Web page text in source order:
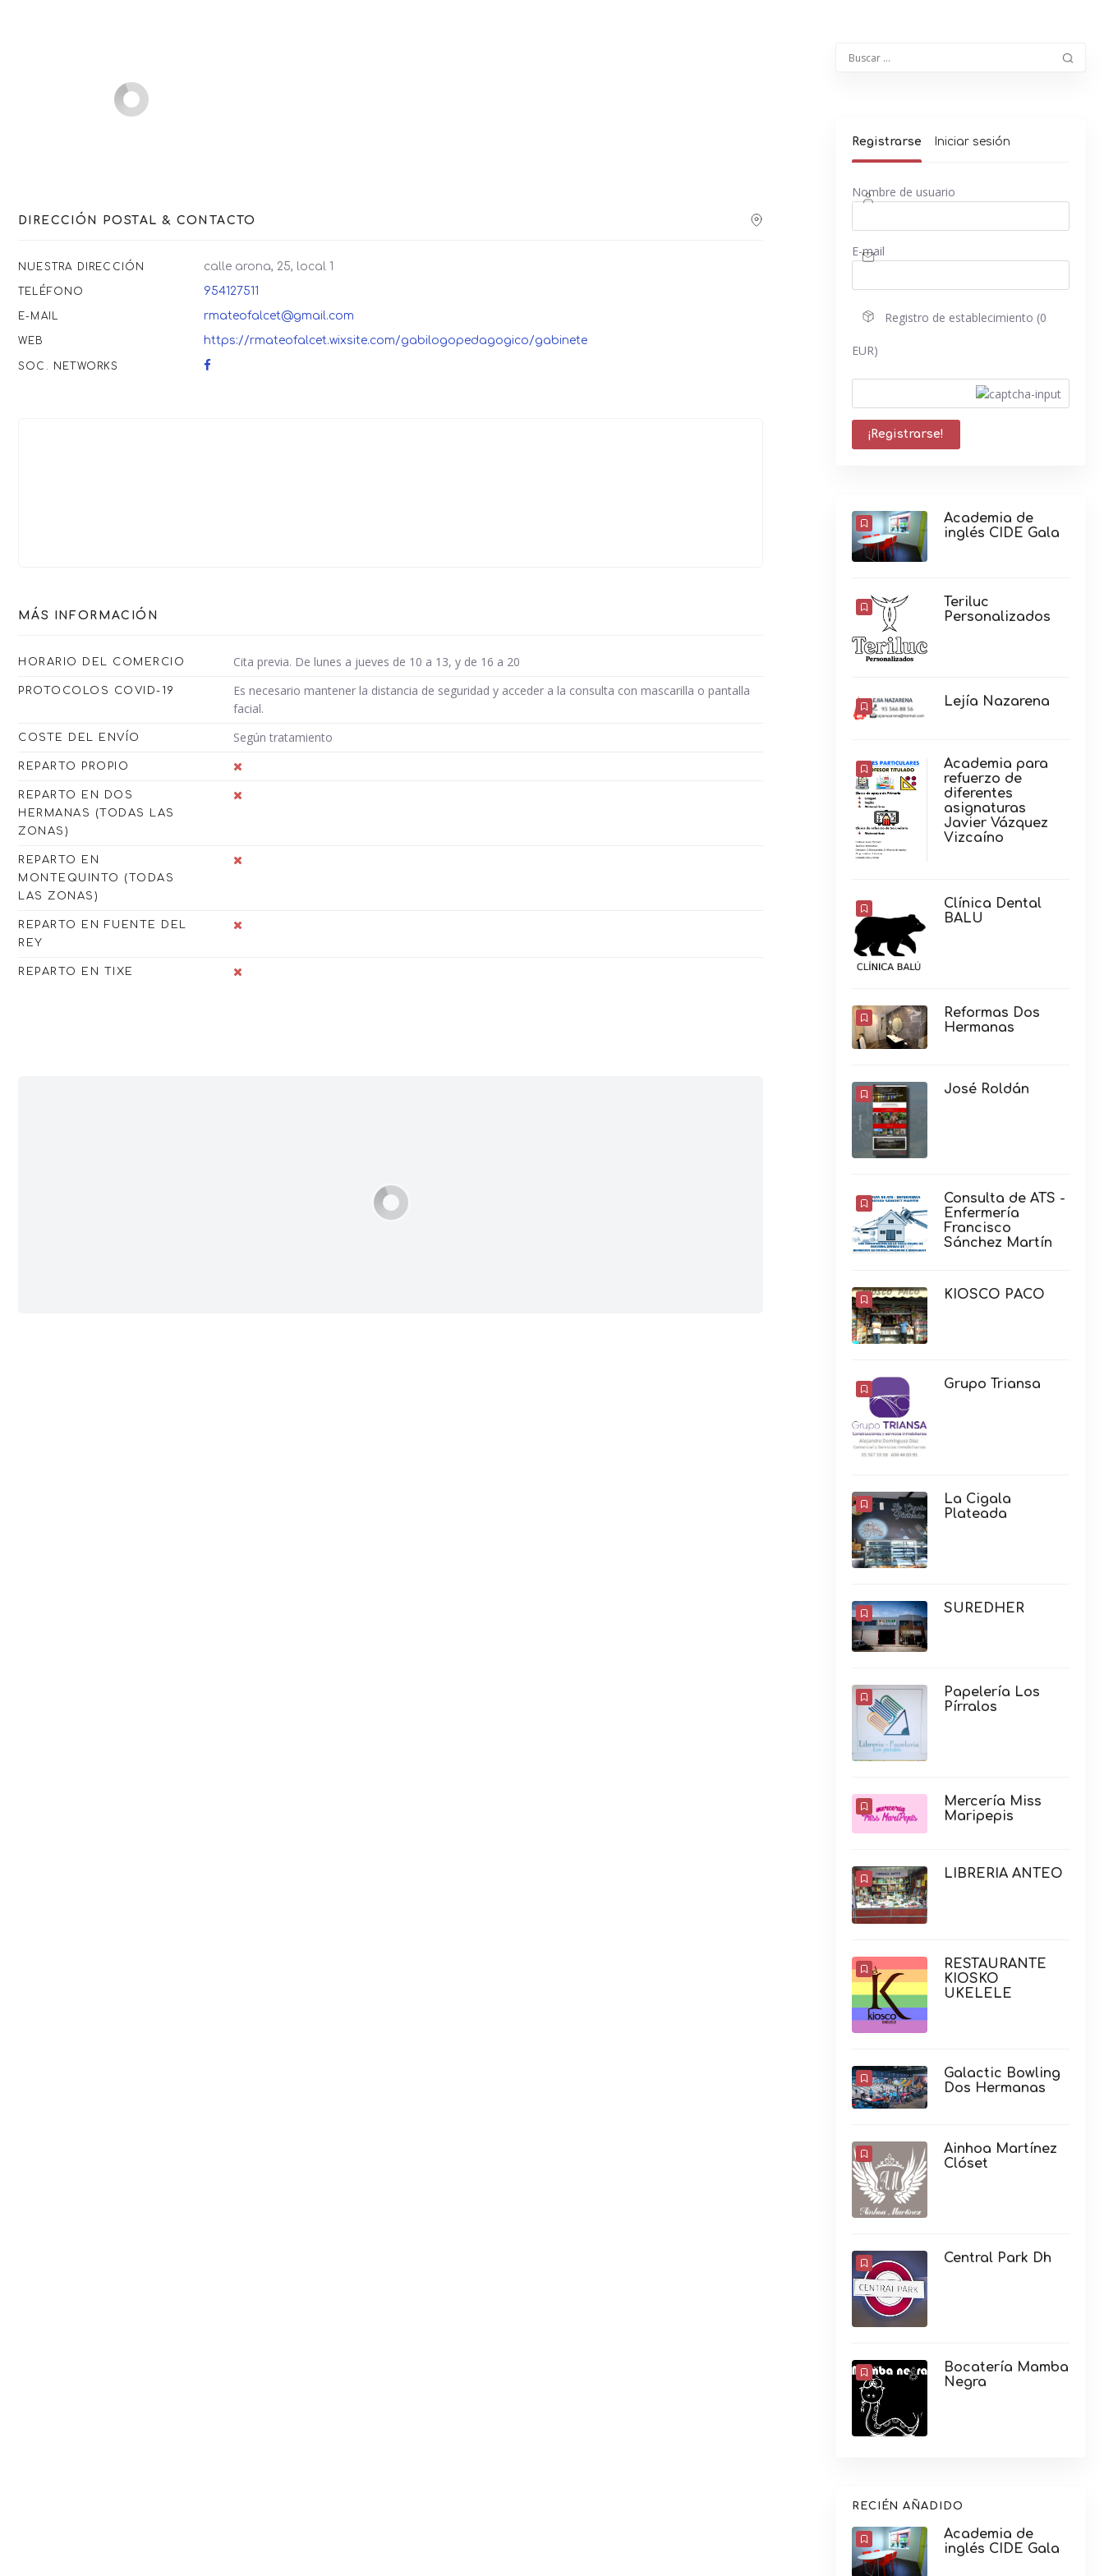
DIRECCIÓN POSTAL & CONTACTO
NUESTRA DIRECCIÓN calle arona, 25, local 1
TELÉFONO 954127511
E-MAIL rmateofalcet@gmail.com
WEB https://rmateofalcet.wixsite.com/gabilogopedagogico/gabinete
SOC. NETWORKS
MÁS INFORMACIÓN
HORARIO DEL COMERCIO Cita previa. De lunes a jueves de 10 a 13, y de 16 a 20
PROTOCOLOS COVID-19
Es necesario mantener la distancia de seguridad y acceder a la consulta con mascarilla o pantalla
facial.
COSTE DEL ENVÍO Según tratamiento
REPARTO PROPIO
REPARTO EN DOS
HERMANAS (TODAS LAS
ZONAS)
REPARTO EN
MONTEQUINTO (TODAS
LAS ZONAS)
REPARTO EN FUENTE DEL
REY
REPARTO EN TIXE
Registrarse Iniciar sesión
Nombre de usuario
E-mail
Registro de establecimiento (0
EUR)
Academia de
inglés CIDE Gala
Teriluc
Personalizados
Lejía Nazarena
Academia para
refuerzo de
diferentes
asignaturas
Javier Vázquez
Vizcaíno
Clínica Dental
BALU
Reformas Dos
Hermanas
José Roldán
Consulta de ATS -
Enfermería
Francisco
Sánchez Martín
KIOSCO PACO
Grupo Triansa
La Cigala
Plateada
SUREDHER
Papelería Los
Pírralos
Mercería Miss
Maripepis
LIBRERIA ANTEO
RESTAURANTE
KIOSKO
UKELELE
Galactic Bowling
Dos Hermanas
Ainhoa Martínez
Clóset
Central Park Dh
Bocatería Mamba
Negra
RECIÉN AÑADIDO
Academia de
inglés CIDE Gala